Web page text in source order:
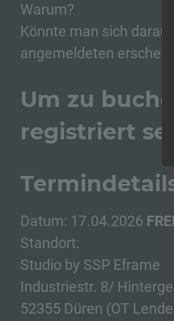
Warum?
Könnte man sich darauf
angemeldeten
Um zu
registriert
Datum: 17.04.2026
Standort:
Studio by SSP Eframe
Industriestr. 8/
52355 Düren (OT